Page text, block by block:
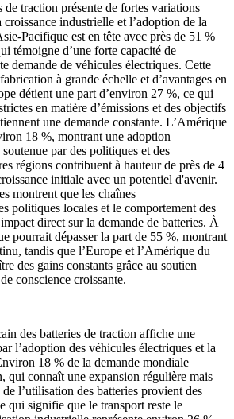
de traction présente de fortes variations
croissance industrielle et l’adoption de la
Pacifique est en tête avec près de 51 %
témoigne d’une forte capacité de
demande de véhicules électriques. Cette
à grande échelle et d’avantages en
détient une part d’environ 27 %, ce qui
en matière d’émissions et des objectifs
une demande constante. L’Amérique
18 %, montrant une adoption
par des politiques et des
régions contribuent à hauteur de près de 4
initiale avec un potentiel d'avenir.
montrent que les chaînes
politiques locales et le comportement des
direct sur la demande de batteries. À
pourrait dépasser la part de 55 %, montrant
tandis que l’Europe et l’Amérique du
des gains constants grâce au soutien
conscience croissante.
des batteries de traction affiche une
l’adoption des véhicules électriques et la
18 % de la demande mondiale
qui connaît une expansion régulière mais
l’utilisation des batteries provient des
qui signifie que le transport reste le